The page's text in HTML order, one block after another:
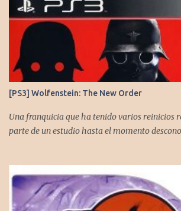
[PS3] Wolfenstein: The New Order
Una franquicia que ha tenido varios reinicios
parte de un estudio hasta el momento